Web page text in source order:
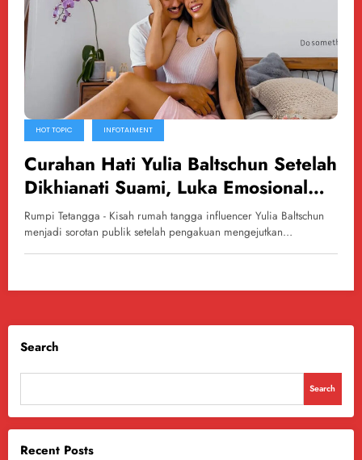
HOT TOPIC INFOTAIMENT
Curahan Hati Yulia Baltschun Setelah
Dikhianati Suami, Luka Emosional
yang Mendalam Terungkap
Rumpi Tetangga - Kisah rumah tangga influencer Yulia Baltschun
menjadi sorotan publik setelah pengakuan mengejutkan…
Search
Search
Recent Posts